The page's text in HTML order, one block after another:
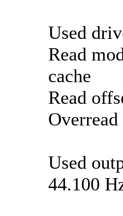
Used
Read
cache
Read
Used
44.100